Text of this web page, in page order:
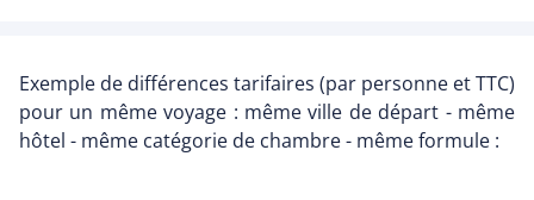
Exemple de différences tarifaires (par personne et TTC)
pour un même voyage : même ville de départ - même
hôtel - même catégorie de chambre - même formule :